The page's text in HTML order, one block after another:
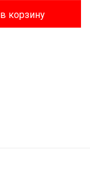
корзину